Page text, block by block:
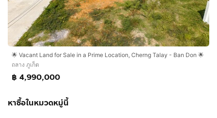
🌟 Vacant Land for Sale in a Prime Location, Cherng Talay - Ban Don 🌟
ถลาง ภูเก็ต
฿ 4,990,000
หาซื้อในหมวดหมู่นี้